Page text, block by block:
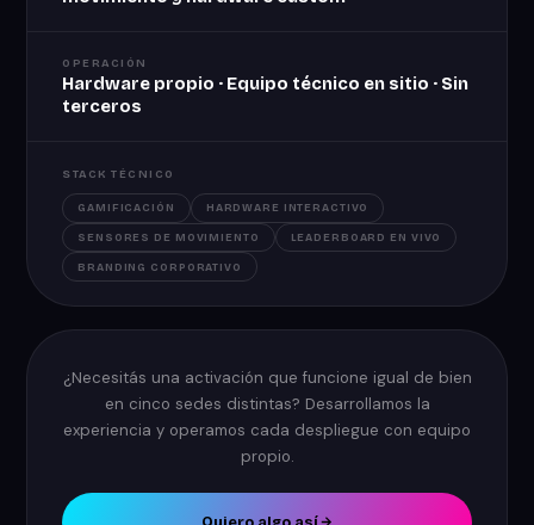
OPERACIÓN
Hardware propio · Equipo técnico en sitio · Sin
terceros
STACK TÉCNICO
GAMIFICACIÓN HARDWARE INTERACTIVO
SENSORES DE MOVIMIENTO LEADERBOARD EN VIVO
BRANDING CORPORATIVO
¿Necesitás una activación que funcione igual de bien
en cinco sedes distintas? Desarrollamos la
experiencia y operamos cada despliegue con equipo
propio.